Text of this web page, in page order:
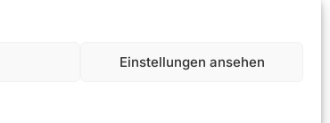
Einstellungen ansehen